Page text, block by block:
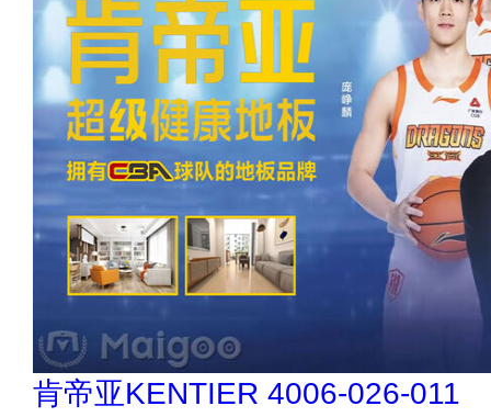
驴充充 0797-966999